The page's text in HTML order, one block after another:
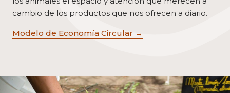
cambio de los productos que nos ofrecen a diario.
Modelo de Economía Circular